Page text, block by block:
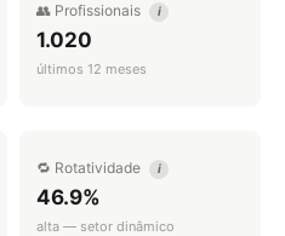
👥 Profissionais i
1.020
últimos 12 meses
🔁 Rotatividade i
46.9%
alta — setor dinâmico